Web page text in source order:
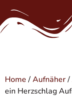
Home /Aufnäher/
ein Herzschlag